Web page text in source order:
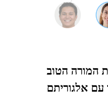
המורה הטוב
עם אלגוריתם™